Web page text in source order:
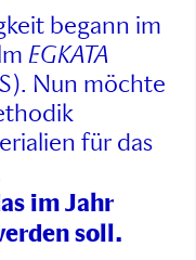
begann im
EGKATA
Nun möchte
für das
im Jahr
soll.